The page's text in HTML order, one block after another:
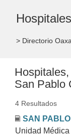
> Directorio
San Pablo
4 Resultados
SAN
Unidad Médica